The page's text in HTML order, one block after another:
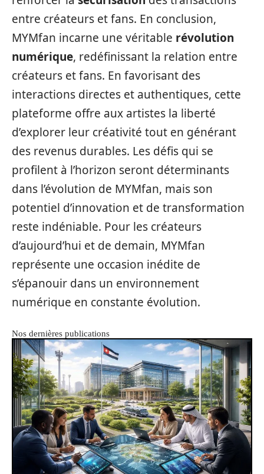
entre créateurs et fans. En conclusion,
MYMfan incarne une véritable révolution
numérique, redéfinissant la relation entre
créateurs et fans. En favorisant des
interactions directes et authentiques, cette
plateforme offre aux artistes la liberté
d’explorer leur créativité tout en générant
des revenus durables. Les défis qui se
profilent à l’horizon seront déterminants
dans l’évolution de MYMfan, mais son
potentiel d’innovation et de transformation
reste indéniable. Pour les créateurs
d’aujourd’hui et de demain, MYMfan
représente une occasion inédite de
s’épanouir dans un environnement
numérique en constante évolution.
Nos dernières publications